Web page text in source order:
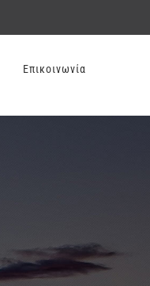
Επικοινωνία